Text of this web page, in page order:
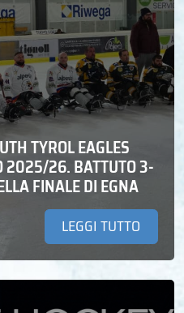
TYROL EAGLES
2025/26. BATTUTO 3-
FINALE DI EGNA
LEGGI TUTTO